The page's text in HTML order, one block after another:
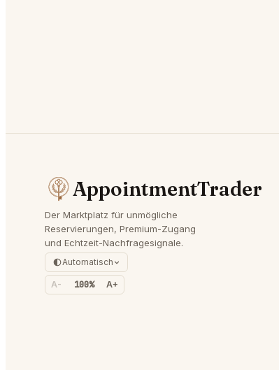
AppointmentTrader
Der Marktplatz für unmögliche
Reservierungen, Premium-Zugang
und Echtzeit-Nachfragesignale.
Automatisch
A- 100% A+